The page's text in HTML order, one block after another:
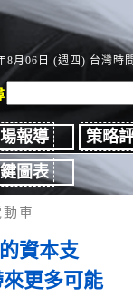
8月06日 (週四) 台灣時
報導
策略
圖表
車
資本支
更多可能